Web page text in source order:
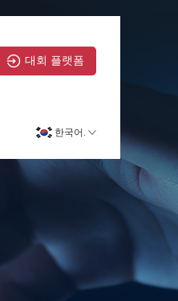
대회 플랫폼
한국어.